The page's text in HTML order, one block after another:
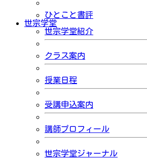
ひとこと書評
世宗学堂
世宗学堂紹介
クラス案内
授業日程
受講申込案内
講師プロフィール
世宗学堂ジャーナル